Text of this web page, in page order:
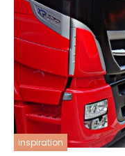
inspiration